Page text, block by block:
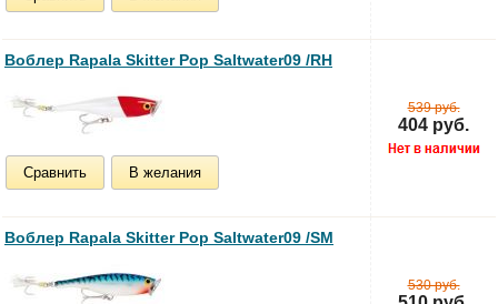
Воблер Rapala Skitter Pop Saltwater09 /RH
Сравнить В желания
539 руб.
404 руб.
Воблер Rapala Skitter Pop Saltwater09 /SM
530 руб.